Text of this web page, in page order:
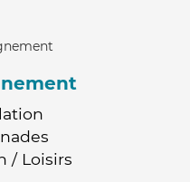
/ Loisirs